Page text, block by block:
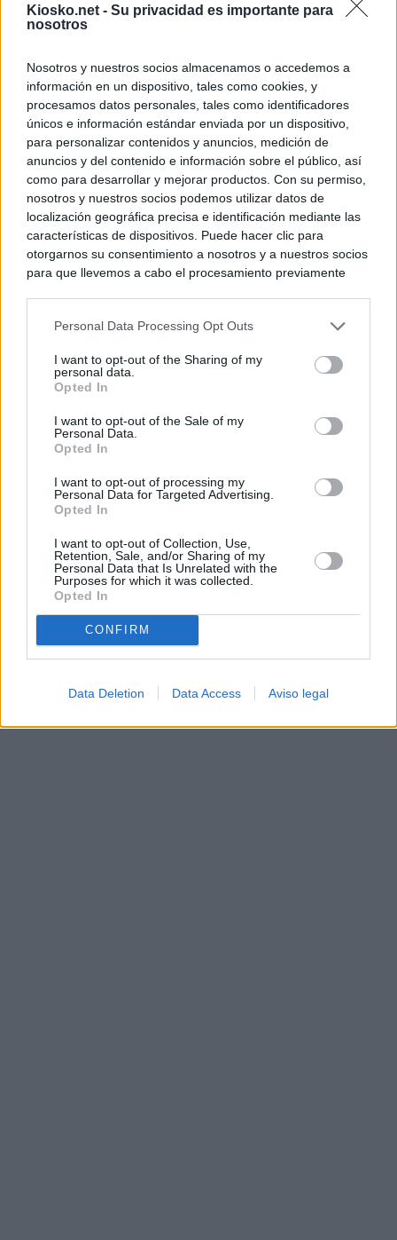
Kiosko.net - Su privacidad es importante para
nosotros
Nosotros y nuestros socios almacenamos o accedemos a
información en un dispositivo, tales como cookies, y
procesamos datos personales, tales como identificadores
únicos e información estándar enviada por un dispositivo,
para personalizar contenidos y anuncios, medición de
anuncios y del contenido e información sobre el público, así
como para desarrollar y mejorar productos. Con su permiso,
nosotros y nuestros socios podemos utilizar datos de
localización geográfica precisa e identificación mediante las
características de dispositivos. Puede hacer clic para
otorgarnos su consentimiento a nosotros y a nuestros socios
para que llevemos a cabo el procesamiento previamente
negar su consentimiento. Tenga en cuenta que algún
de su consentimiento, pero usted tiene el derecho de
rechazar tal procesamiento. Sus preferencias se aplicarán
cualquier momento entrando de nuevo en este sitio web o
visitando nuestra política de privacidad.
Personal Data Processing Opt Outs
I want to opt-out of the Sharing of my
personal data.
Opted In
I want to opt-out of the Sale of my
Personal Data.
Opted In
I want to opt-out of processing my
Personal Data for Targeted Advertising.
Opted In
I want to opt-out of Collection, Use,
Retention, Sale, and/or Sharing of my
Personal Data that Is Unrelated with the
Purposes for which it was collected.
Opted In
CONFIRM
Data Deletion Data Access Aviso legal